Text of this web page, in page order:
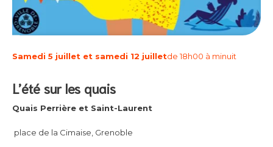
Samedi 5 juillet et samedi 12 juilletde 18h00 à minuit
L’été sur les quais
Quais Perrière et Saint-Laurent
place de la Cimaise, Grenoble